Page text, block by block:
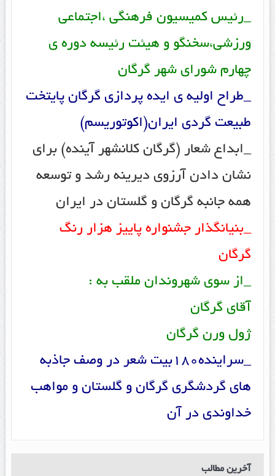
_رئیس کمیسیون فرهنگی ،اجتماعی
ورزشی،سخنگو و هیئت رئیسه دوره ی
چهارم شورای شهر گرگان
_طراح اولیه ی ایده پردازی گرگان پایتخت
طبیعت گردی ایران(اکوتوریسم)
_ابداع شعار (گرگان کلانشهر آینده) برای
نشان دادن آرزوی دیرینه رشد و توسعه
همه جانبه گرگان و گلستان در ایران
_بنیانگذار جشنواره پاییز هزار رنگ
گرگان
_از سوی شهروندان ملقب به :
آقای گرگان
ژول ورن گرگان
_سراینده180بیت شعر در وصف جاذبه
های گردشگری گرگان و گلستان و مواهب
خداوندی در آن
آخرین مطالب